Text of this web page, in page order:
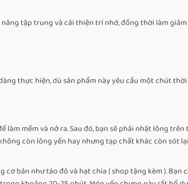
tập trung và cải thiện trí nhớ, đồng thời làm
thực hiện, dù sản phẩm này yêu cầu một chút
mềm và nở ra. Sau đó, bạn sẽ phải nhặt lông
còn lông yến hay nhưng tạp chất khác còn sót
bản như táo đỏ và hạt chia ( shop tặng kèm ). Bạn